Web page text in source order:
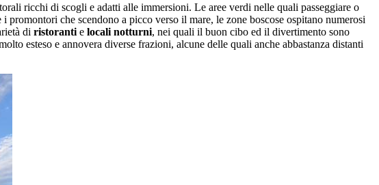
ricchi di scogli e adatti alle immersioni. Le aree verdi nelle quali passeggiare o
i promontori che scendono a picco verso il mare, le zone boscose ospitano numerosi
di ristoranti e locali notturni, nei quali il buon cibo ed il divertimento sono
esteso e annovera diverse frazioni, alcune delle quali anche abbastanza distanti